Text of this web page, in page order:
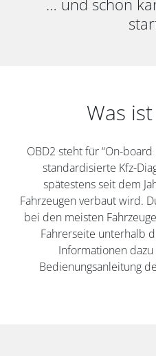
… und schon
Was
OBD2 steht für “On-
standardisierte Kfz-
spätestens seit dem
Fahrzeugen verbaut wird.
bei den meisten
Fahrerseite unterhalb
Informationen
Bedienungsanleitung